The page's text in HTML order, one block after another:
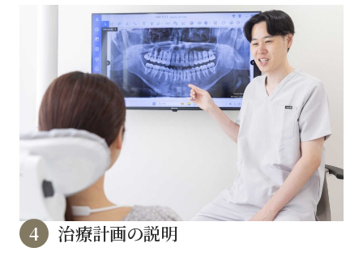
治療計画の説明